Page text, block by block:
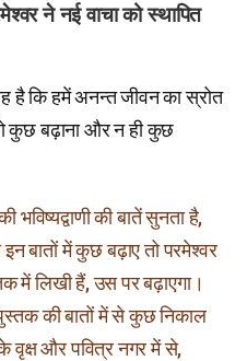
ने नई वाचा को स्थापित
है कि हमें अनन्त जीवन का स्रोत
कुछ बढ़ाना और न ही कुछ
की बातें सुनता है,
इन बातों में कुछ बढ़ाए तो परमेश्वर
में लिखी हैं, उस पर बढ़ाएगा।
पुस्तक की बातों में से कुछ निकाल
वृक्ष और पवित्र नगर में से,